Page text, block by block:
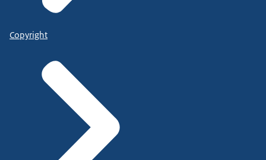
Copyright